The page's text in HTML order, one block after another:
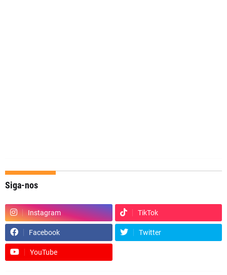
Siga-nos
Instagram TikTok
Facebook Twitter
YouTube